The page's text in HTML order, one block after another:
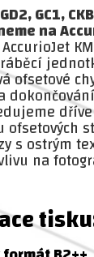
GD2, GC1,
na
ofsetové
ofsetových
s ostrým
na